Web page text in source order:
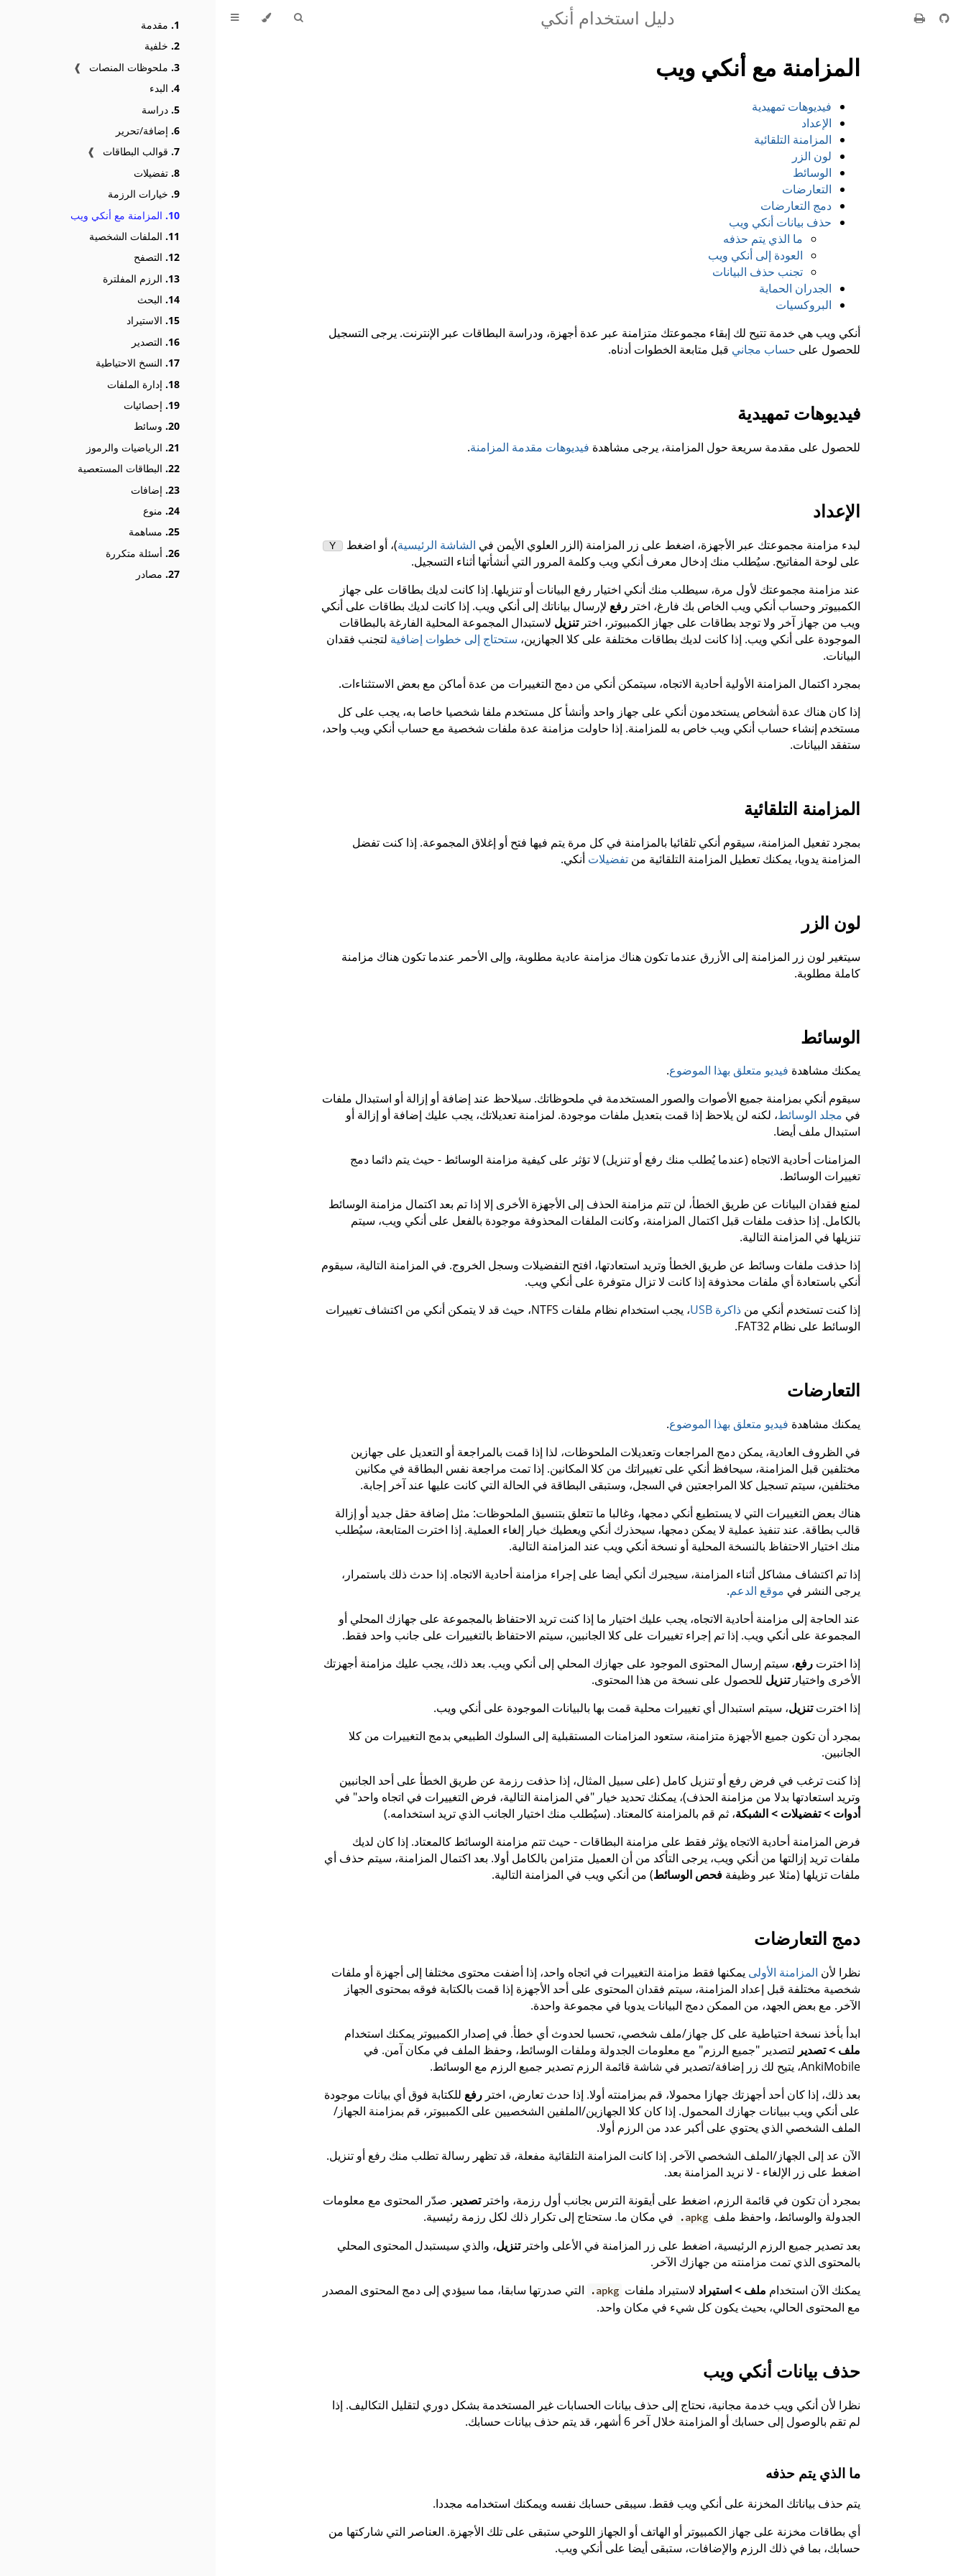
1. مقدمة
2. خلفية
3. ملحوظات المنصات
❱
4. البدء
5. دراسة
6. إضافة/تحرير
7. قوالب البطاقات
❱
8. تفضيلات
9. خيارات الرزمة
10. المزامنة مع أنكي ويب
11. الملفات الشخصية
12. التصفح
13. الرزم المفلترة
14. البحث
15. الاستيراد
16. التصدير
17. النسخ الاحتياطية
18. إدارة الملفات
19. إحصائيات
20. وسائط
21. الرياضيات والرموز
22. البطاقات المستعصية
23. إضافات
24. منوع
25. مساهمة
26. أسئلة متكررة
27. مصادر
دليل استخدام أنكي
المزامنة مع أنكي ويب
فيديوهات تمهيدية
الإعداد
المزامنة التلقائية
لون الزر
الوسائط
التعارضات
دمج التعارضات
حذف بيانات أنكي ويب
ما الذي يتم حذفه
العودة إلى أنكي ويب
تجنب حذف البيانات
الجدران الحماية
البروكسيات
أنكي ويب هي خدمة تتيح لك إبقاء مجموعتك متزامنة عبر عدة أجهزة، ودراسة البطاقات عبر الإنترنت. يرجى التسجيل
للحصول على حساب مجاني قبل متابعة الخطوات أدناه.
فيديوهات تمهيدية
للحصول على مقدمة سريعة حول المزامنة، يرجى مشاهدة فيديوهات مقدمة المزامنة.
الإعداد
لبدء مزامنة مجموعتك عبر الأجهزة، اضغط على زر المزامنة (الزر العلوي الأيمن في الشاشة الرئيسية)، أو اضغط Y
على لوحة المفاتيح. سيُطلب منك إدخال معرف أنكي ويب وكلمة المرور التي أنشأتها أثناء التسجيل.
عند مزامنة مجموعتك لأول مرة، سيطلب منك أنكي اختيار رفع البيانات أو تنزيلها. إذا كانت لديك بطاقات على جهاز
الكمبيوتر وحساب أنكي ويب الخاص بك فارغ، اختر رفع لإرسال بياناتك إلى أنكي ويب. إذا كانت لديك بطاقات على أنكي
ويب من جهاز آخر ولا توجد بطاقات على جهاز الكمبيوتر، اخترتنزيل لاستبدال المجموعة المحلية الفارغة بالبطاقات
الموجودة على أنكي ويب. إذا كانت لديك بطاقات مختلفة على كلا الجهازين، ستحتاج إلى خطوات إضافية لتجنب فقدان
البيانات.
بمجرد اكتمال المزامنة الأولية أحادية الاتجاه، سيتمكن أنكي من دمج التغييرات من عدة أماكن مع بعض الاستثناءات.
إذا كان هناك عدة أشخاص يستخدمون أنكي على جهاز واحد وأنشأ كل مستخدم ملفا شخصيا خاصا به، يجب على كل
مستخدم إنشاء حساب أنكي ويب خاص به للمزامنة. إذا حاولت مزامنة عدة ملفات شخصية مع حساب أنكي ويب واحد،
ستفقد البيانات.
المزامنة التلقائية
بمجرد تفعيل المزامنة، سيقوم أنكي تلقائيا بالمزامنة في كل مرة يتم فيها فتح أو إغلاق المجموعة. إذا كنت تفضل
المزامنة يدويا، يمكنك تعطيل المزامنة التلقائية من تفضيلات أنكي.
لون الزر
سيتغير لون زر المزامنة إلى الأزرق عندما تكون هناك مزامنة عادية مطلوبة، وإلى الأحمر عندما تكون هناك مزامنة
كاملة مطلوبة.
الوسائط
يمكنك مشاهدة فيديو متعلق بهذا الموضوع.
سيقوم أنكي بمزامنة جميع الأصوات والصور المستخدمة في ملحوظاتك. سيلاحظ عند إضافة أو إزالة أو استبدال ملفات
في مجلد الوسائط، لكنه لن يلاحظ إذا قمت بتعديل ملفات موجودة. لمزامنة تعديلاتك، يجب عليك إضافة أو إزالة أو
استبدال ملف أيضا.
المزامنات أحادية الاتجاه (عندما يُطلب منك رفع أو تنزيل) لا تؤثر على كيفية مزامنة الوسائط - حيث يتم دائما دمج
تغييرات الوسائط.
لمنع فقدان البيانات عن طريق الخطأ، لن تتم مزامنة الحذف إلى الأجهزة الأخرى إلا إذا تم بعد اكتمال مزامنة الوسائط
بالكامل. إذا حذفت ملفات قبل اكتمال المزامنة، وكانت الملفات المحذوفة موجودة بالفعل على أنكي ويب، سيتم
تنزيلها في المزامنة التالية.
إذا حذفت ملفات وسائط عن طريق الخطأ وتريد استعادتها، افتح التفضيلات وسجل الخروج. في المزامنة التالية، سيقوم
أنكي باستعادة أي ملفات محذوفة إذا كانت لا تزال متوفرة على أنكي ويب.
إذا كنت تستخدم أنكي من ذاكرة USB
، يجب استخدام نظام ملفات NTFS، حيث قد لا يتمكن أنكي من اكتشاف تغييرات
الوسائط على نظام FAT32.
التعارضات
يمكنك مشاهدة فيديو متعلق بهذا الموضوع.
في الظروف العادية، يمكن دمج المراجعات وتعديلات الملحوظات، لذا إذا قمت بالمراجعة أو التعديل على جهازين
مختلفين قبل المزامنة، سيحافظ أنكي على تغييراتك من كلا المكانين. إذا تمت مراجعة نفس البطاقة في مكانين
مختلفين، سيتم تسجيل كلا المراجعتين في السجل، وستبقى البطاقة في الحالة التي كانت عليها عند آخر إجابة.
هناك بعض التغييرات التي لا يستطيع أنكي دمجها، وغالبا ما تتعلق بتنسيق الملحوظات: مثل إضافة حقل جديد أو إزالة
قالب بطاقة. عند تنفيذ عملية لا يمكن دمجها، سيحذرك أنكي ويعطيك خيار إلغاء العملية. إذا اخترت المتابعة، سيُطلب
منك اختيار الاحتفاظ بالنسخة المحلية أو نسخة أنكي ويب عند المزامنة التالية.
إذا تم اكتشاف مشاكل أثناء المزامنة، سيجبرك أنكي أيضا على إجراء مزامنة أحادية الاتجاه. إذا حدث ذلك باستمرار،
يرجى النشر في موقع الدعم.
عند الحاجة إلى مزامنة أحادية الاتجاه، يجب عليك اختيار ما إذا كنت تريد الاحتفاظ بالمجموعة على جهازك المحلي أو
المجموعة على أنكي ويب. إذا تم إجراء تغييرات على كلا الجانبين، سيتم الاحتفاظ بالتغييرات على جانب واحد فقط.
إذا اخترت رفع، سيتم إرسال المحتوى الموجود على جهازك المحلي إلى أنكي ويب. بعد ذلك، يجب عليك مزامنة أجهزتك
الأخرى واختيارتنزيل للحصول على نسخة من هذا المحتوى.
إذا اخترتتنزيل، سيتم استبدال أي تغييرات محلية قمت بها بالبيانات الموجودة على أنكي ويب.
بمجرد أن تكون جميع الأجهزة متزامنة، ستعود المزامنات المستقبلية إلى السلوك الطبيعي بدمج التغييرات من كلا
الجانبين.
إذا كنت ترغب في فرض رفع أو تنزيل كامل (على سبيل المثال، إذا حذفت رزمة عن طريق الخطأ على أحد الجانبين
وتريد استعادتها بدلا من مزامنة الحذف)، يمكنك تحديد خيار "في المزامنة التالية، فرض التغييرات في اتجاه واحد" في
أدوات > تفضيلات > الشبكة، ثم قم بالمزامنة كالمعتاد. (سيُطلب منك اختيار الجانب الذي تريد استخدامه.)
فرض المزامنة أحادية الاتجاه يؤثر فقط على مزامنة البطاقات - حيث تتم مزامنة الوسائط كالمعتاد. إذا كان لديك
ملفات تريد إزالتها من أنكي ويب، يرجى التأكد من أن العميل متزامن بالكامل أولا. بعد اكتمال المزامنة، سيتم حذف أي
ملفات تزيلها (مثلا عبر وظيفة فحص الوسائط) من أنكي ويب في المزامنة التالية.
دمج التعارضات
نظرا لأن المزامنة الأولى يمكنها فقط مزامنة التغييرات في اتجاه واحد، إذا أضفت محتوى مختلفا إلى أجهزة أو ملفات
شخصية مختلفة قبل إعداد المزامنة، سيتم فقدان المحتوى على أحد الأجهزة إذا قمت بالكتابة فوقه بمحتوى الجهاز
الآخر. مع بعض الجهد، من الممكن دمج البيانات يدويا في مجموعة واحدة.
ابدأ بأخذ نسخة احتياطية على كل جهاز/ملف شخصي، تحسبا لحدوث أي خطأ. في إصدار الكمبيوتر يمكنك استخدام
ملف > تصدير لتصدير "جميع الرزم" مع معلومات الجدولة وملفات الوسائط، وحفظ الملف في مكان آمن. في
AnkiMobile، يتيح لك زر إضافة/تصدير في شاشة قائمة الرزم تصدير جميع الرزم مع الوسائط.
بعد ذلك، إذا كان أحد أجهزتك جهازا محمولا، قم بمزامنته أولا. إذا حدث تعارض، اختر رفع للكتابة فوق أي بيانات موجودة
على أنكي ويب ببيانات جهازك المحمول. إذا كان كلا الجهازين/الملفين الشخصيين على الكمبيوتر، قم بمزامنة الجهاز/
الملف الشخصي الذي يحتوي على أكبر عدد من الرزم أولا.
الآن عد إلى الجهاز/الملف الشخصي الآخر. إذا كانت المزامنة التلقائية مفعلة، قد تظهر رسالة تطلب منك رفع أو تنزيل.
اضغط على زر الإلغاء - لا نريد المزامنة بعد.
بمجرد أن تكون في قائمة الرزم، اضغط على أيقونة الترس بجانب أول رزمة، واخترتصدير . صدّر المحتوى مع معلومات
الجدولة والوسائط، واحفظ ملف .apkg
في مكان ما. ستحتاج إلى تكرار ذلك لكل رزمة رئيسية.
بعد تصدير جميع الرزم الرئيسية، اضغط على زر المزامنة في الأعلى واخترتنزيل، والذي سيستبدل المحتوى المحلي
بالمحتوى الذي تمت مزامنته من جهازك الآخر.
يمكنك الآن استخدام ملف > استيراد لاستيراد ملفات .apkg
التي صدرتها سابقا، مما سيؤدي إلى دمج المحتوى المصدر
مع المحتوى الحالي، بحيث يكون كل شيء في مكان واحد.
حذف بيانات أنكي ويب
نظرا لأن أنكي ويب خدمة مجانية، نحتاج إلى حذف بيانات الحسابات غير المستخدمة بشكل دوري لتقليل التكاليف. إذا
لم تقم بالوصول إلى حسابك أو المزامنة خلال آخر 6 أشهر، قد يتم حذف بيانات حسابك.
ما الذي يتم حذفه
يتم حذف بياناتك المخزنة على أنكي ويب فقط. سيبقى حسابك نفسه ويمكنك استخدامه مجددا.
أي بطاقات مخزنة على جهاز الكمبيوتر أو الهاتف أو الجهاز اللوحي ستبقى على تلك الأجهزة. العناصر التي شاركتها من
حسابك، بما في ذلك الرزم والإضافات، ستبقى أيضا على أنكي ويب.